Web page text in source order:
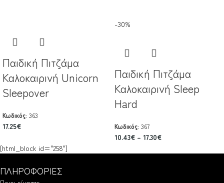
Παιδική Πιτζάμα
Καλοκαιρινή Unicorn
Sleepover
Κωδικός: 363
17.25€
-30%
Παιδική Πιτζάμα
Καλοκαιρινή Sleep
Hard
Κωδικός: 367
10.43€ – 17.30€
[html_block id="258"]
ΠΛΗΡΟΦΟΡΙΕΣ